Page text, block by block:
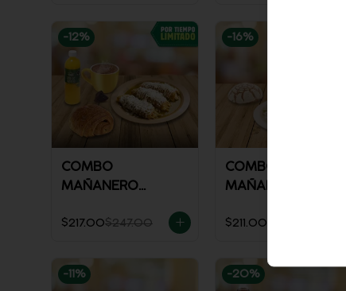
-12%
COMBO
MAÑANERO
$217.00$247.00
-16%
COMBO
MAÑANERO
$211.00
-11 % -20%